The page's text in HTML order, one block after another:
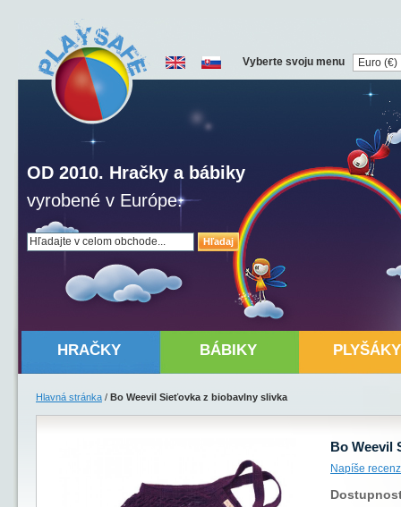
Hľadaj
OD 2010. Hračky a bábiky
vyrobené v Európe.
Vyberte svoju menu
HRAČKY BÁBIKY PLYŠÁKY
Hlavná stránka / Bo Weevil Sieťovka z biobavlny slivka
Bo Weevil
Napíše